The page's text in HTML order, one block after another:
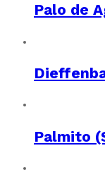
Palo de
Palmito